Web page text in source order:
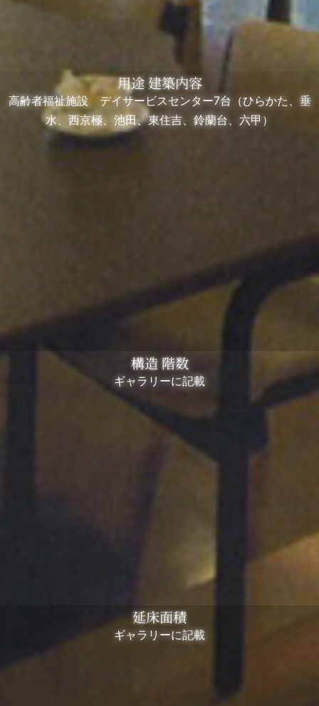
用途 建築内容
高齢者福祉施設 デイサービスセンター7台（ひらかた、垂
水、西京極、池田、東住吉、鈴蘭台、六甲）
構造 階数
ギャラリーに記載
延床面積
ギャラリーに記載